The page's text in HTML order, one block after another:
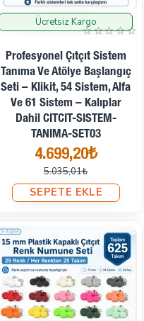
İndirimde
Ücretsiz Kargo
Profesyonel Çıtçıt Sistem
Tanıma Ve Atölye Başlangıç
Seti – Klikit, 54 Sistem, Alfa
Ve 61 Sistem – Kalıplar
Dahil CITCIT-SISTEM-
TANIMA-SET03
4.699,20₺
5.035,01₺
SEPETE EKLE